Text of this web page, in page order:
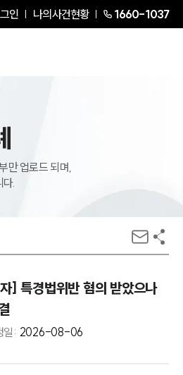
인 나의사건현황 1660-1037
만 업로드 되며,
.
] 특경법위반 혐의 받았으나
일: 2026-08-06